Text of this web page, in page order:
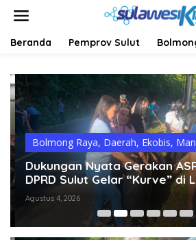
Beranda Pemprov Sulut
Bolmong Raya,Daerah,Ekobis,
Dukungan Nyata Gerakan
DPRD Sulut Gelar “Kurve” di
Manado – Tomohon
Agustus 4, 2026